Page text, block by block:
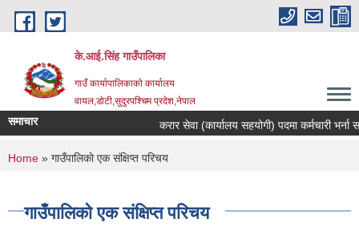
Skip to main content
के.आई.सिंह गाउँपालिका
गाउँ कार्यापालिकाकाे कार्यालय
वायल,डोटी,सुदुरपश्चिम प्रदेश,नेपाल
समाचार करार सेवा (कार्यालय सहयोगी) पदमा कर्मचारी भर्ना
You are here
Home » गाउँपालिकाे एक संक्षिप्त परिचय
गाउँपालिकाे एक संक्षिप्त परिचय